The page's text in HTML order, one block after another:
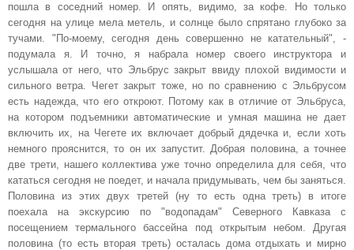
пошла в соседний номер. И опять, видимо, за кофе. Но только
сегодня на улице мела метель, и солнце было спрятано глубоко за
тучами. "По-моему, сегодня день совершенно не катательный", -
подумала я. И точно, я набрала номер своего инструктора и
услышала от него, что Эльбрус закрыт ввиду плохой видимости и
сильного ветра. Чегет закрыт тоже, но по сравнению с Эльбрусом
есть надежда, что его откроют. Потому как в отличие от Эльбруса,
на котором подъемники автоматические и умная машина не дает
включить их, на Чегете их включает добрый дядечка и, если хоть
немного прояснится, то он их запустит. Добрая половина, а точнее
две трети, нашего коллектива уже точно определила для себя, что
кататься сегодня не поедет, и начала придумывать, чем бы заняться.
Половина из этих двух третей (ну то есть одна треть) в итоге
поехала на экскурсию по "водопадам" Северного Кавказа с
посещением термального бассейна под открытым небом. Другая
половина (то есть вторая треть) осталась дома отдыхать и мирно